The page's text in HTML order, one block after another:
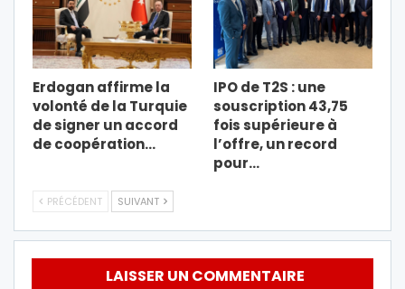
Erdogan affirme la
volonté de la Turquie
de signer un accord
de coopération…
IPO de T2S : une
souscription 43,75
fois supérieure à
l’offre, un record
pour…
PRÉCÉDENT SUIVANT
LAISSER UN COMMENTAIRE